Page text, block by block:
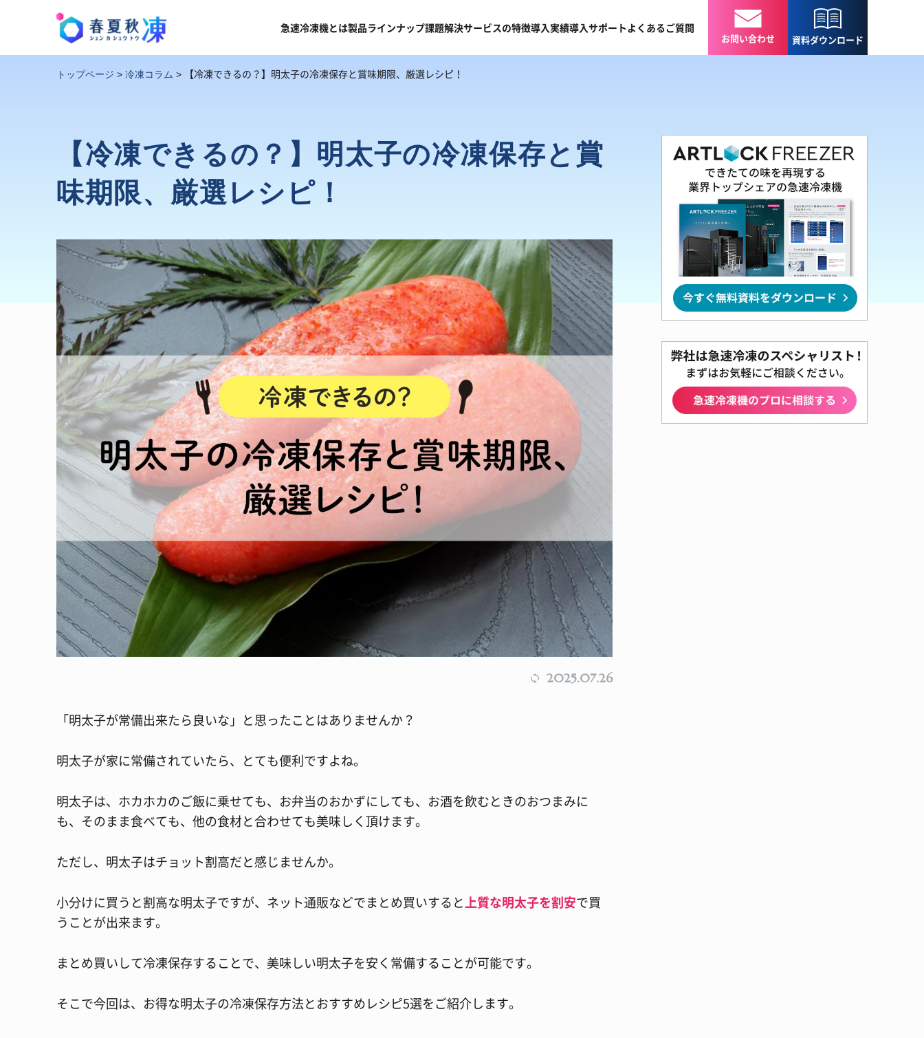
急速冷凍機とは製品ラインナップ課題解決サービスの特徴導入実績導入サポートよくあるご質問
お問い合わせ 資料ダウンロード
トップページ > 冷凍コラム > 【冷凍できるの？】明太子の冷凍保存と賞味期限、厳選レシピ！
【冷凍できるの？】明太子の冷凍保存と賞
味期限、厳選レシピ！
2025.07.26
「明太子が常備出来たら良いな」と思ったことはありませんか？
明太子が家に常備されていたら、とても便利ですよね。
明太子は、ホカホカのご飯に乗せても、お弁当のおかずにしても、お酒を飲むときのおつまみに
も、そのまま食べても、他の食材と合わせても美味しく頂けます。
ただし、明太子はチョット割高だと感じませんか。
小分けに買うと割高な明太子ですが、ネット通販などでまとめ買いすると上質な明太子を割安で買
うことが出来ます。
まとめ買いして冷凍保存することで、美味しい明太子を安く常備することが可能です。
そこで今回は、お得な明太子の冷凍保存方法とおすすめレシピ5選をご紹介します。